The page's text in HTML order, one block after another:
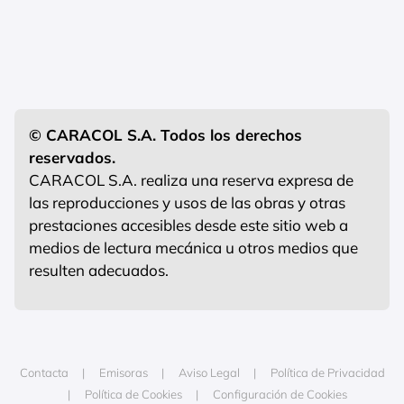
© CARACOL S.A. Todos los derechos
reservados.
CARACOL S.A. realiza una reserva expresa de
las reproducciones y usos de las obras y otras
prestaciones accesibles desde este sitio web a
medios de lectura mecánica u otros medios que
resulten adecuados.
Contacta Emisoras Aviso Legal
Política de Privacidad
Política de Cookies
Configuración de Cookies